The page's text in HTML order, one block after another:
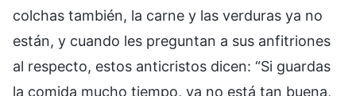
colchas también, la carne y las verduras ya no
están, y cuando les preguntan a sus anfitriones
al respecto, estos anticristos dicen: “Si guardas
la comida mucho tiempo, ya no está tan buena,